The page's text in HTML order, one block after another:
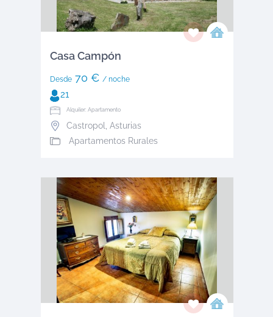
Casa Campón
Desde70 € / noche
21
Alquiler: Apartamento
Castropol
Asturias
Apartamentos Rurales